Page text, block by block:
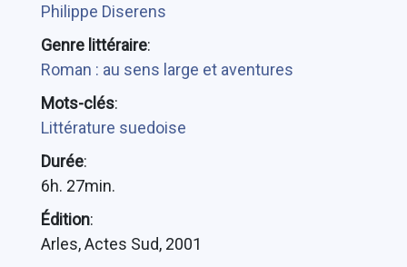
Philippe Diserens
Genre littéraire:
Roman : au sens large et aventures
Mots-clés:
Littérature suedoise
Durée:
6h. 27min.
Édition:
Arles, Actes Sud, 2001